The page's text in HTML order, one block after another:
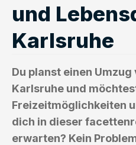
und
Karlsruhe
Du planst einen Umzug
Karlsruhe und
Freizeitmöglichkeiten
dich in dieser
erwarten? Kein